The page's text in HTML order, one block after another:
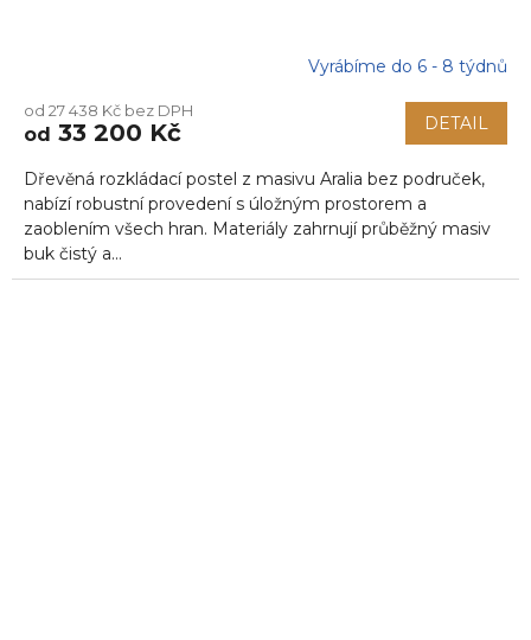
Vyrábíme do 6 - 8 týdnů
od 27 438 Kč bez DPH
od 33 200 Kč DETAIL
Dřevěná rozkládací postel z masivu Aralia bez područek,
nabízí robustní provedení s úložným prostorem a
zaoblením všech hran. Materiály zahrnují průběžný masiv
buk čistý a...